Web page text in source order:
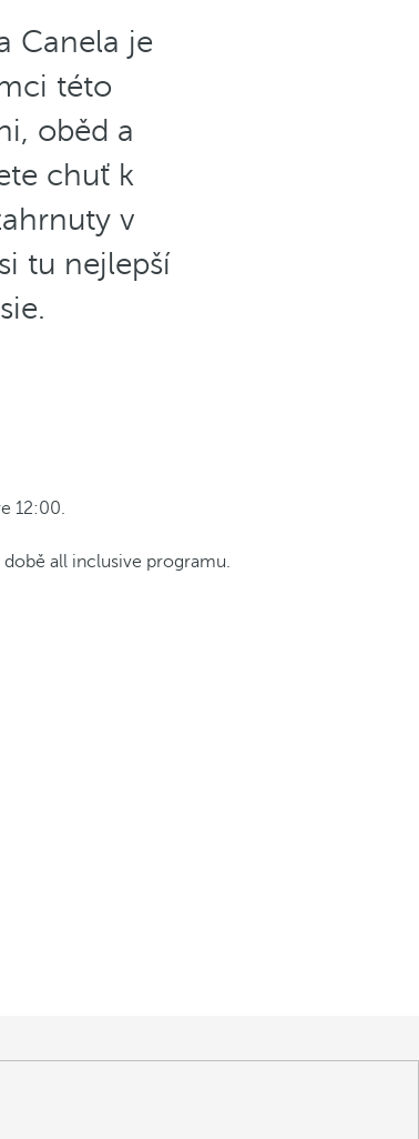
Canela je
této
oběd a
chuť k
v
tu nejlepší
12:00.
all inclusive programu.